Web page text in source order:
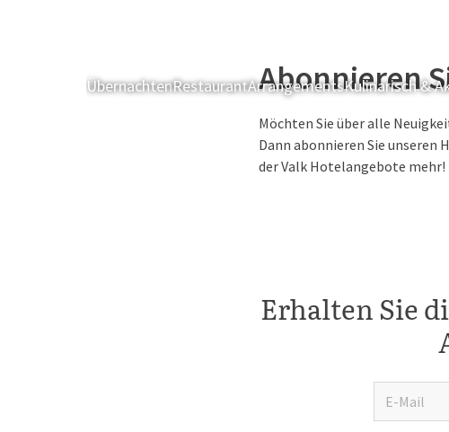
ÜbernachtenRestaurantArrangementsKulinarisch &
Abonnieren
Möchten Sie über alle
Dann abonnieren Sie unseren
der Valk Hotelangebote mehr!
Erhalten Sie